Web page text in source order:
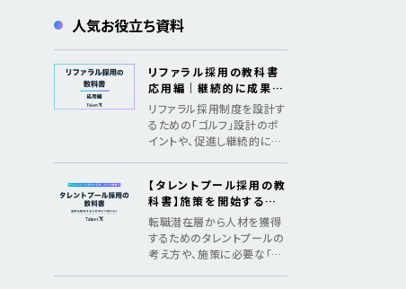
人気お役立ち資料
リファラル採用の教科書
応用編｜継続的に成果を
出すためのメソッド
リファラル採用制度を設計す
るための「ゴルフ」設計のポ
イントや、促進し継続的に採
フレームワークを紹介
【タレントプール採用の教
科書】施策を開始するた
めの3つのSTEP
転職潜在層から人材を獲得
するためのタレントプールの
考え方や、施策に必要な「デ